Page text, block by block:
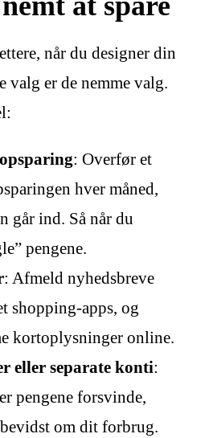
når du designer din
valg er de nemme valg.
: Overfør et
hver måned,
går ind. Så når du
pengene.
: Afmeld nyhedsbreve
shopping-apps, og
kortoplysninger online.
eller separate konti:
pengene forsvinde,
om dit forbrug.